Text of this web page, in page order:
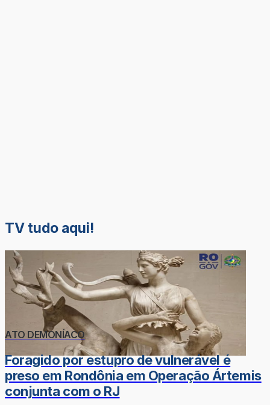
TV tudo aqui!
ATO DEMONÍACO
Foragido por estupro de vulnerável é
preso em Rondônia em Operação Ártemis
conjunta com o RJ